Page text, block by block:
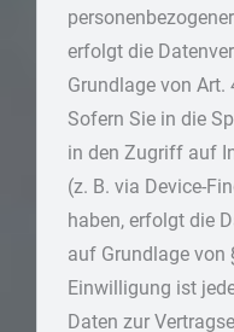
erfolgt die
Grundlage von Art.
Sofern Sie in die
in den Zugriff auf
(z. B. via Device-
haben, erfolgt die
auf Grundlage von
Einwilligung ist
Daten zur